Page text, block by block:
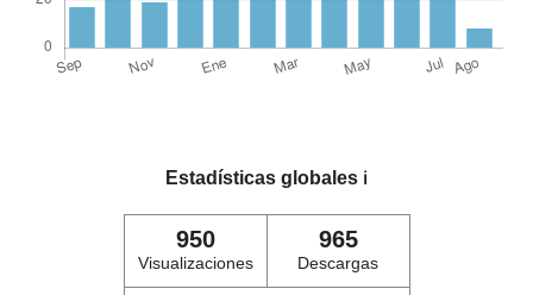
Estadísticas globales ℹ️
950
Visualizaciones
965
Descargas